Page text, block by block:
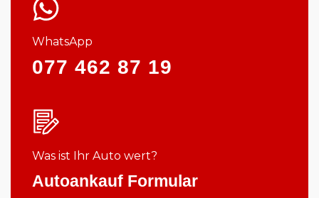
WhatsApp
077 462 87 19
Was ist Ihr Auto wert?
Autoankauf Formular